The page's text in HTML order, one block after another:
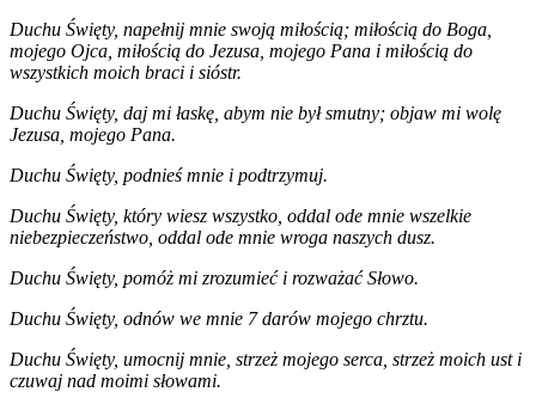
Duchu Święty, napełnij mnie swoją miłością; miłością do Boga,
mojego Ojca, miłością do Jezusa, mojego Pana i miłością do
wszystkich moich braci i sióstr.
Duchu Święty, daj mi łaskę, abym nie był smutny; objaw mi wolę
Jezusa, mojego Pana.
Duchu Święty, podnieś mnie i podtrzymuj.
Duchu Święty, który wiesz wszystko, oddal ode mnie wszelkie
niebezpieczeństwo, oddal ode mnie wroga naszych dusz.
Duchu Święty, pomóż mi zrozumieć i rozważać Słowo.
Duchu Święty, odnów we mnie 7 darów mojego chrztu.
Duchu Święty, umocnij mnie, strzeż mojego serca, strzeż moich ust i
czuwaj nad moimi słowami.